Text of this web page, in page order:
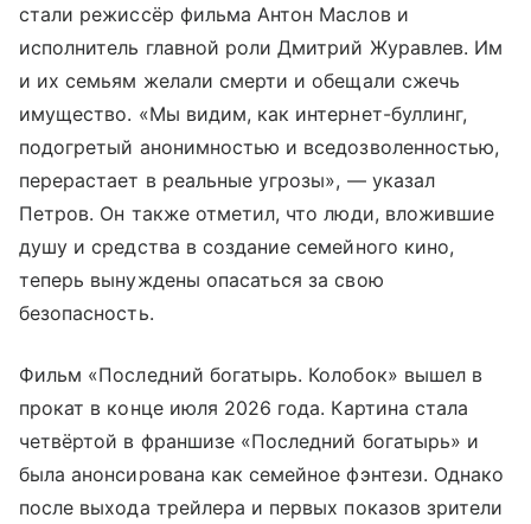
стали режиссёр фильма Антон Маслов и
исполнитель главной роли Дмитрий Журавлев. Им
и их семьям желали смерти и обещали сжечь
имущество. «Мы видим, как интернет-буллинг,
подогретый анонимностью и вседозволенностью,
перерастает в реальные угрозы», — указал
Петров. Он также отметил, что люди, вложившие
душу и средства в создание семейного кино,
теперь вынуждены опасаться за свою
безопасность.
Фильм «Последний богатырь. Колобок» вышел в
прокат в конце июля 2026 года. Картина стала
четвёртой в франшизе «Последний богатырь» и
была анонсирована как семейное фэнтези. Однако
после выхода трейлера и первых показов зрители